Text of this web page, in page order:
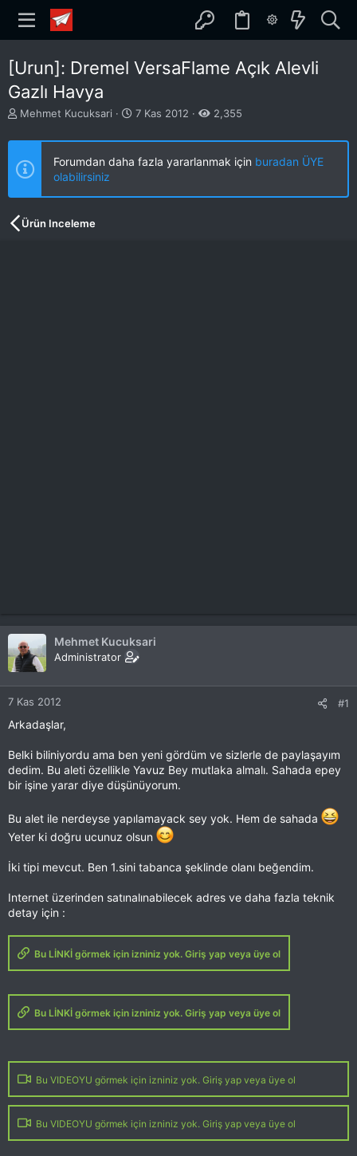
[Urun]: Dremel VersaFlame Açık Alevli
Gazlı Havya
K
n
u
u
b
a
Mehmet Kucuksari
B
ş
a
g
7 Kas 2012 2,355
Forumdan daha fazla yararlanmak için buradan ÜYE
olabilirsiniz
Ürün Inceleme
Mehmet Kucuksari
Administrator
7 Kas 2012 #1
Arkadaşlar,
Belki biliniyordu ama ben yeni gördüm ve sizlerle de paylaşayım
dedim. Bu aleti özellikle Yavuz Bey mutlaka almalı. Sahada epey
bir işine yarar diye düşünüyorum.
Bu alet ile nerdeyse yapılamayack sey yok. Hem de sahada
Yeter ki doğru ucunuz olsun
İki tipi mevcut. Ben 1.sini tabanca şeklinde olanı beğendim.
Internet üzerinden satınalınabilecek adres ve daha fazla teknik
detay için :
Bu LİNKİ görmek için izniniz yok. Giriş yap veya üye ol
Bu LİNKİ görmek için izniniz yok. Giriş yap veya üye ol
Bu VIDEOYU görmek için izniniz yok. Giriş yap veya üye ol
Bu VIDEOYU görmek için izniniz yok. Giriş yap veya üye ol